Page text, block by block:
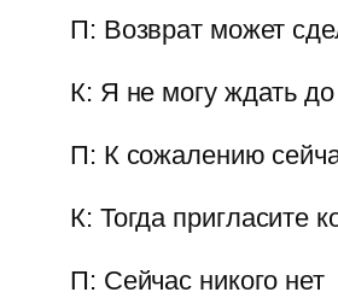
П: Возврат может
К: Я не могу ждать
П: К сожалению
К: Тогда пригласите
П: Сейчас никого нет